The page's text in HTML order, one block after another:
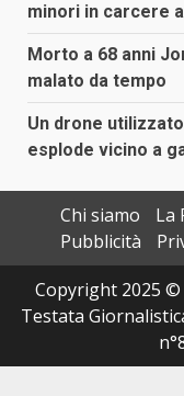
minori in carcere
Morto a 68 anni
malato da tempo
Un drone
esplode vicino a
Chi siamo
La
Pubblicità
Copyright 2025 ©
Testata